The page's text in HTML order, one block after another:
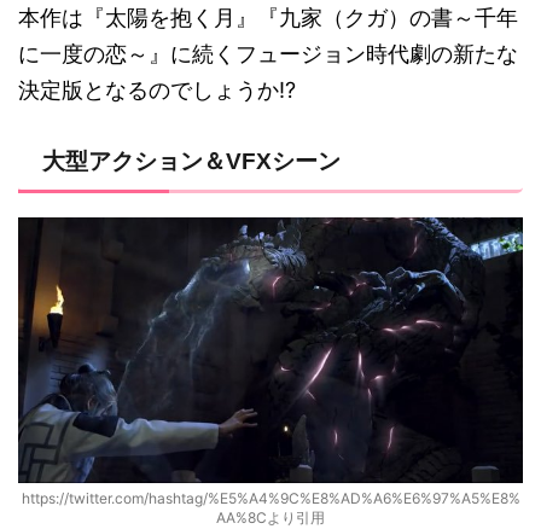
本作は『太陽を抱く月』『九家（クガ）の書～千年
に一度の恋～』に続くフュージョン時代劇の新たな
決定版となるのでしょうか!?
大型アクション＆VFXシーン
https://twitter.com/hashtag/%E5%A4%9C%E8%AD%A6%E6%97%A5%E8%
AA%8Cより引用